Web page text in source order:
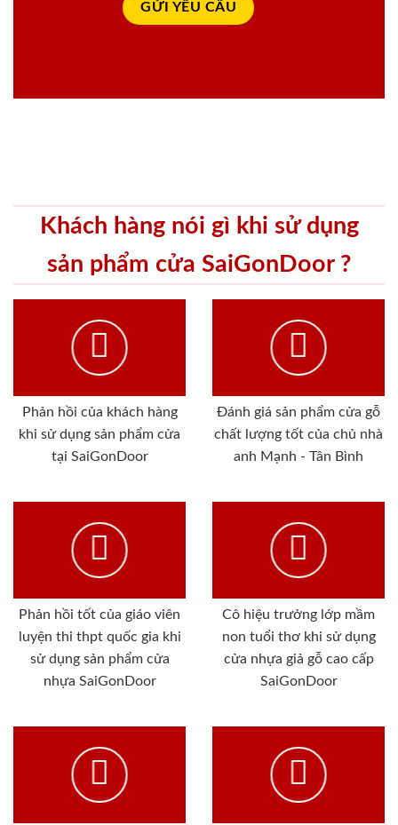
Khách hàng nói gì khi sử dụng
sản phẩm cửa SaiGonDoor ?
Phản hồi của khách hàng
khi sử dụng sản phẩm cửa
tại SaiGonDoor
Đánh giá sản phẩm cửa gỗ
chất lượng tốt của chủ nhà
anh Mạnh - Tân Bình
Phản hồi tốt của giáo viên
luyện thi thpt quốc gia khi
sử dụng sản phẩm cửa
nhựa SaiGonDoor
Cô hiệu trưởng lớp mầm
non tuổi thơ khi sử dụng
cửa nhựa giả gỗ cao cấp
SaiGonDoor